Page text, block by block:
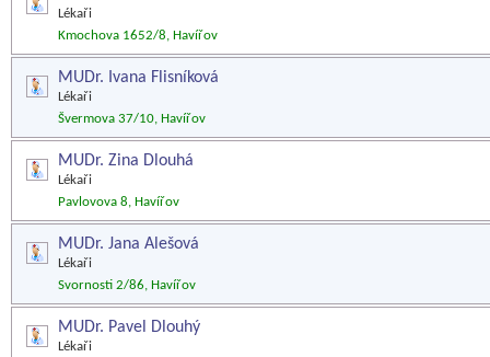
Lékaři
Kmochova 1652/8, Havířov
MUDr. Ivana Flisníková
Lékaři
Švermova 37/10, Havířov
MUDr. Zina Dlouhá
Lékaři
Pavlovova 8, Havířov
MUDr. Jana Alešová
Lékaři
Svornosti 2/86, Havířov
MUDr. Pavel Dlouhý
Lékaři